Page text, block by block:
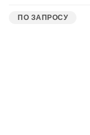
ПО ЗАПРОСУ